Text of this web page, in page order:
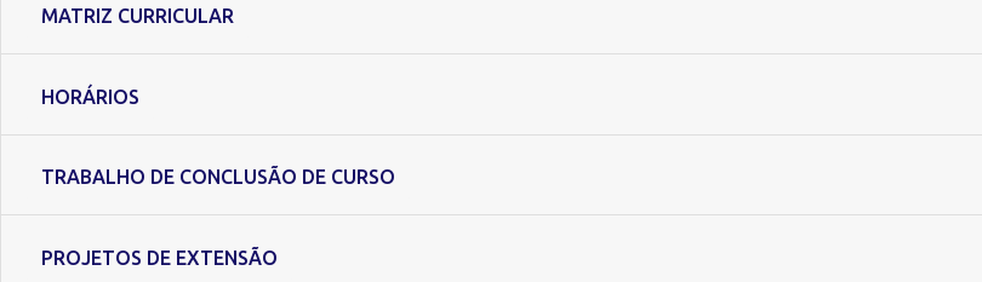
MATRIZ CURRICULAR
HORÁRIOS
TRABALHO DE CONCLUSÃO DE CURSO
PROJETOS DE EXTENSÃO